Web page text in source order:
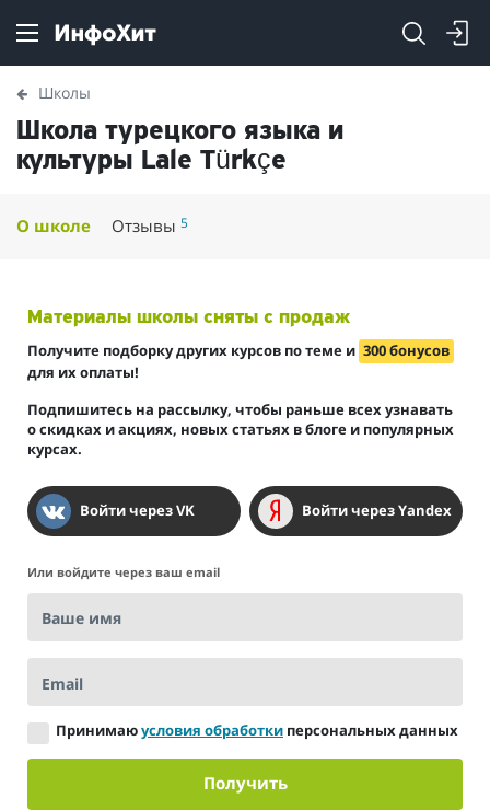
Школы
Школа турецкого языка и
культуры Lale Türkçe
О школе Отзывы5
Материалы школы сняты с продаж
Получите подборку других курсов по теме и 300 бонусов
для их оплаты!
Подпишитесь на рассылку, чтобы раньше всех узнавать
о скидках и акциях, новых статьях в блоге и популярных
курсах.
Войти через VK Войти через Yandex
Или войдите через ваш email
Ваше имя
Email
Принимаюусловия обработки персональных данных
Получить